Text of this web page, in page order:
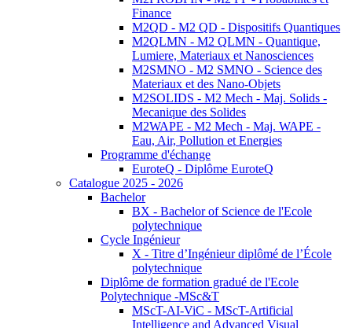
Finance
M2QD - M2 QD - Dispositifs Quantiques
M2QLMN - M2 QLMN - Quantique,
Lumiere, Materiaux et Nanosciences
M2SMNO - M2 SMNO - Science des
Materiaux et des Nano-Objets
M2SOLIDS - M2 Mech - Maj. Solids -
Mecanique des Solides
M2WAPE - M2 Mech - Maj. WAPE -
Eau, Air, Pollution et Energies
Programme d'échange
EuroteQ - Diplôme EuroteQ
Catalogue 2025 - 2026
Bachelor
BX - Bachelor of Science de l'Ecole
polytechnique
Cycle Ingénieur
X - Titre d’Ingénieur diplômé de l’École
polytechnique
Diplôme de formation gradué de l'Ecole
Polytechnique -MSc&T
MScT-AI-ViC - MScT-Artificial
Intelligence and Advanced Visual